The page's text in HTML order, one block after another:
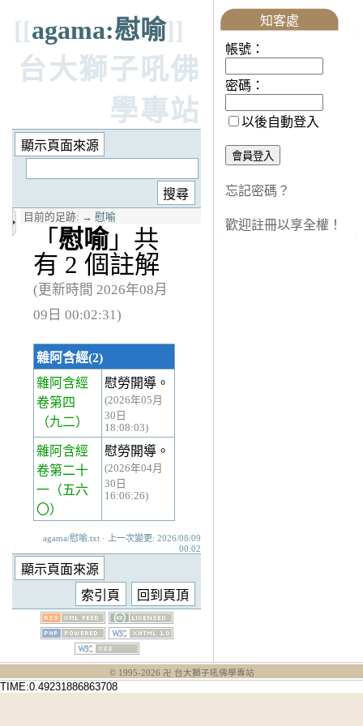
[[agama:慰喻]]
台大獅子吼佛
學專站
目前的足跡: → 慰喻
「 慰喻」共
有 2 個註解
(更新時間 2026年08月
09日 00:02:31)
雜阿含經(2)
雜阿含經
卷第四
（九二）
慰勞開導。
(2026年05月
30日
18:08:03)
雜阿含經
卷第二十
一 （五六
〇）
慰勞開導。
(2026年04月
30日
16:06:26)
agama/慰喻.txt · 上一次變更: 2026/08/09
00:02
知客處
帳號：
密碼：
以後自動登入
忘記密碼？
歡迎註冊以享全權！
© 1995-2026 卍 台大獅子吼佛學專站
TIME:0.49231886863708